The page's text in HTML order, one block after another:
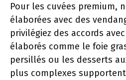
Pour les cuvées premium,
élaborées avec des
privilégiez des accords
élaborés comme le foie
persillés ou les desserts
plus complexes